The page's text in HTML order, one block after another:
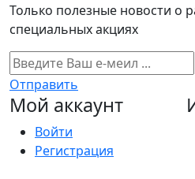
Только полезные новости о
специальных акциях
Отправить
Мой аккаунт
Войти
Регистрация